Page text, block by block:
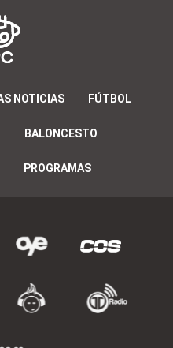
NOTICIAS FÚTBOL
BALONCESTO
PROGRAMAS